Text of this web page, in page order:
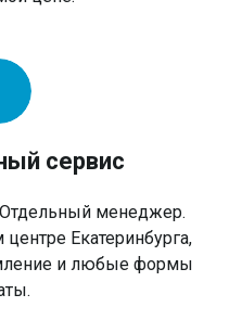
сервис
менеджер.
Екатеринбурга,
и любые формы